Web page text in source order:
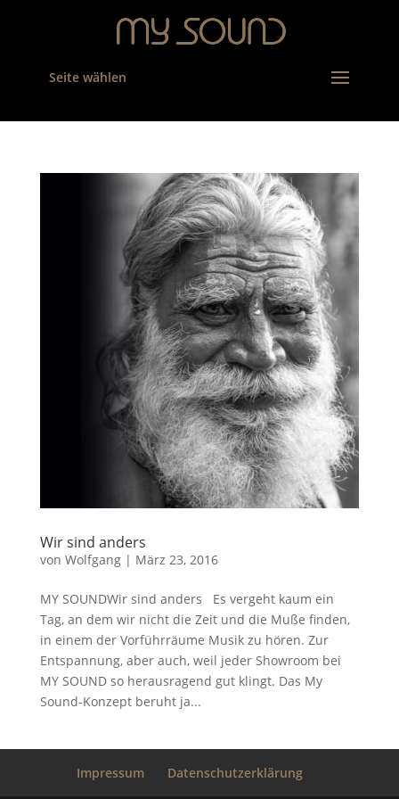
Seite wählen
Wir sind anders
von Wolfgang| März 23, 2016
MY SOUNDWir sind anders Es vergeht kaum ein
Tag, an dem wir nicht die Zeit und die Muße finden,
in einem der Vorführräume Musik zu hören. Zur
Entspannung, aber auch, weil jeder Showroom bei
MY SOUND so herausragend gut klingt. Das My
Sound-Konzept beruht ja...
Impressum Datenschutzerklärung